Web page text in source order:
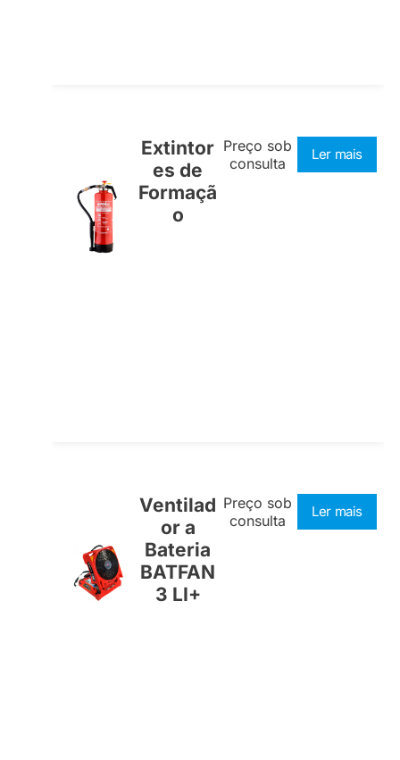
Extintor
es de
Formaçã
o
Preço sob
consulta
Ler mais
Ventilad
or a
Bateria
BATFAN
3 LI+
Preço sob
consulta
Ler mais